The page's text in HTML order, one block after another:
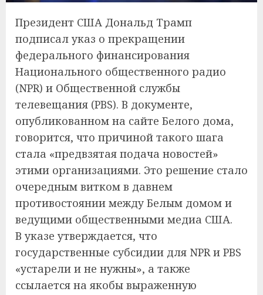
Президент США Дональд Трамп
подписал указ о прекращении
федерального финансирования
Национального общественного радио
(NPR) и Общественной службы
телевещания (PBS). В документе,
опубликованном на сайте Белого дома,
говорится, что причиной такого шага
стала «предвзятая подача новостей»
этими организациями. Это решение стало
очередным витком в давнем
противостоянии между Белым домом и
ведущими общественными медиа США.
В указе утверждается, что
государственные субсидии для NPR и PBS
«устарели и не нужны», а также
ссылается на якобы выраженную